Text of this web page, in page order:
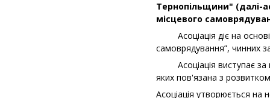
Тернопільщини" (далі-
місцевого
Асоціація діє на основі
самоврядування”, чинних
Асоціація виступає за
яких пов'язана з
Асоціація утворюється на